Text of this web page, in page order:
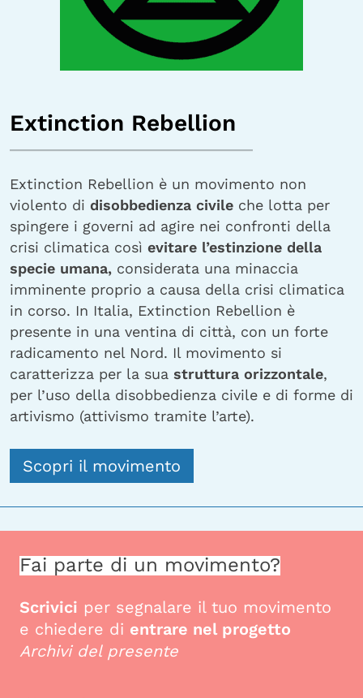
Extinction Rebellion
Extinction Rebellion è un movimento non
violento di disobbedienza civile che lotta per
spingere i governi ad agire nei confronti della
crisi climatica così evitare l’estinzione della
specie umana, considerata una minaccia
imminente proprio a causa della crisi climatica
in corso. In Italia, Extinction Rebellion è
presente in una ventina di città, con un forte
radicamento nel Nord. Il movimento si
caratterizza per la sua struttura orizzontale,
per l’uso della disobbedienza civile e di forme di
artivismo (attivismo tramite l’arte).
Scopri il movimento
Fai parte di un movimento?
Scrivici per segnalare il tuo movimento
e chiedere di entrare nel progetto
Archivi del presente